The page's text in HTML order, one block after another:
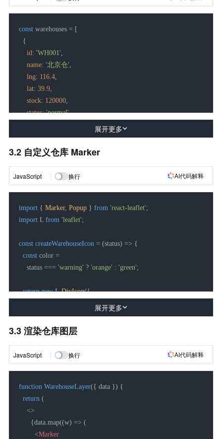
const warehouses = [
  {
id: 'WH001',
name: '北京仓',
lng: 116.4,
lat: 39.9,
stock: 120000,
status: 'normal'
  {
id : 'WH002',
121.47,
lat: 31.23,
status: 'warning'
  }
展开更多
3.2 自定义仓库 Marker
JavaScript 换行 AI代码解释
import { Marker, Popup } from 'react-leaflet'
import L from 'leaflet';
const createWarehouseIcon = (status) => {
const color =
    status ===
'warning' ? 'orange' : 'green';
return new L.DivIcon({
      width:16px;height:16px;
      background:
${color}
      border:2px solid white;">
    </div>`
,
  });
};
展开更多
3.3 渲染仓库图层
JavaScript 换行 AI代码解释
function WarehouseLayer({ data }) {
return (
<>
      {data.map((w) => (
<Marker